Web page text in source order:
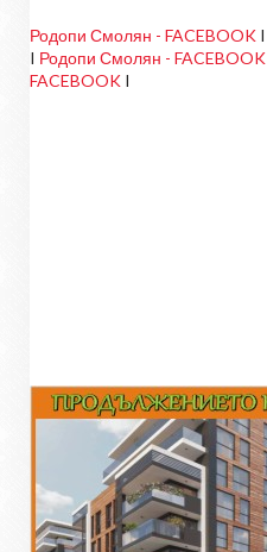
Родопи Смолян - FACEBOOK I
I Родопи Смолян - FACEBOOK
FACEBOOK I